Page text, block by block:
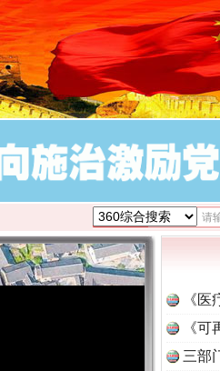
《
《
三部